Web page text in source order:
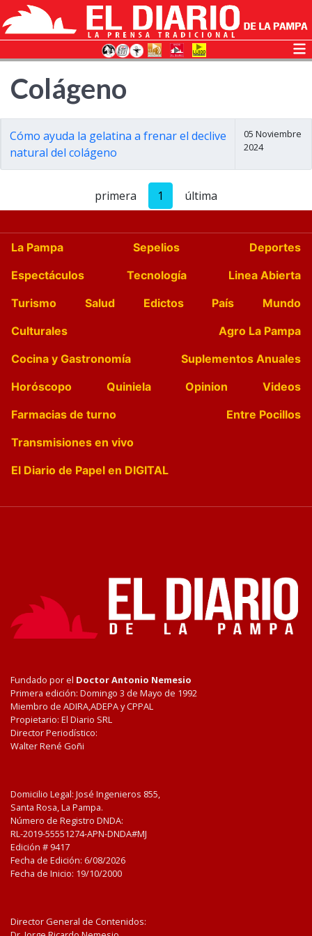
Colágeno
Cómo ayuda la gelatina a frenar el declive
natural del colágeno
05 Noviembre
2024
primera 1 última
La Pampa Sepelios
Deportes
Espectáculos
Tecnología
Linea Abierta
Turismo
Salud Edictos País
Mundo
Culturales
Agro La Pampa
Cocina y Gastronomía
Suplementos Anuales
Horóscopo
Quiniela Opinion
Videos
Farmacias de turno
Entre Pocillos
Transmisiones en vivo
El Diario de Papel en DIGITAL
Fundado por el Doctor Antonio Nemesio
Primera edición: Domingo 3 de Mayo de 1992
Miembro de ADIRA,ADEPA y CPPAL
Propietario: El Diario SRL
Director Periodístico:
Walter René Goñi
Domicilio Legal: José Ingenieros 855,
Santa Rosa, La Pampa.
Número de Registro DNDA:
RL-2019-55551274-APN-DNDA#MJ
Edición # 9417
Fecha de Edición: 6/08/2026
Fecha de Inicio: 19/10/2000
Director General de Contenidos: